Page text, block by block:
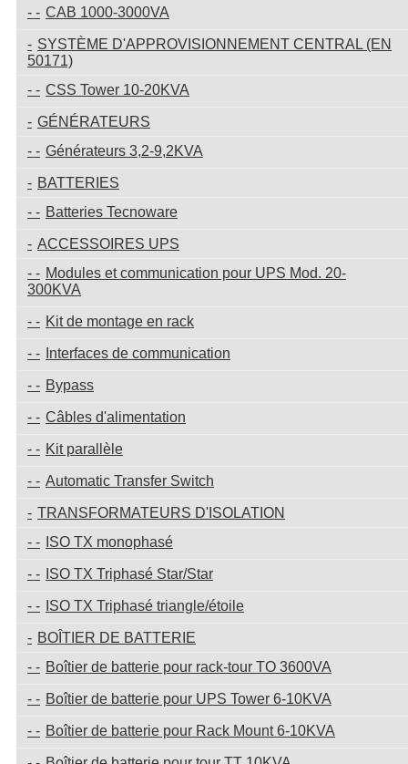
CAB 1000-3000VA
SYSTÈME D'APPROVISIONNEMENT CENTRAL (EN
50171)
CSS Tower 10-20KVA
GÉNÉRATEURS
Générateurs 3,2-9,2KVA
BATTERIES
Batteries Tecnoware
ACCESSOIRES UPS
Modules et communication pour UPS Mod. 20-
300KVA
Kit de montage en rack
Interfaces de communication
Bypass
Câbles d'alimentation
Kit parallèle
Automatic Transfer Switch
TRANSFORMATEURS D'ISOLATION
ISO TX monophasé
ISO TX Triphasé Star/Star
ISO TX Triphasé triangle/étoile
BOÎTIER DE BATTERIE
Boîtier de batterie pour rack-tour TO 3600VA
Boîtier de batterie pour UPS Tower 6-10KVA
Boîtier de batterie pour Rack Mount 6-10KVA